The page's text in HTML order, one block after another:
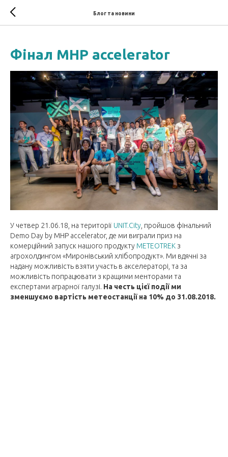
Блог та новини
Фінал MHP accelerator
У четвер 21.06.18, на території UNIT.City , пройшов фінальний
Demo Day by MHP accelerator, де ми виграли приз на
комерційний запуск нашого продукту METEOTREK з
агрохолдингом «Миронівський хлібопродукт». Ми вдячні за
надану можливість взяти участь в акселераторі, та за
можливість попрацювати з кращими менторами та
експертами аграрної галузі. На честь цієї події ми
зменшуємо вартість метеостанції на 10% до 31.08.2018.